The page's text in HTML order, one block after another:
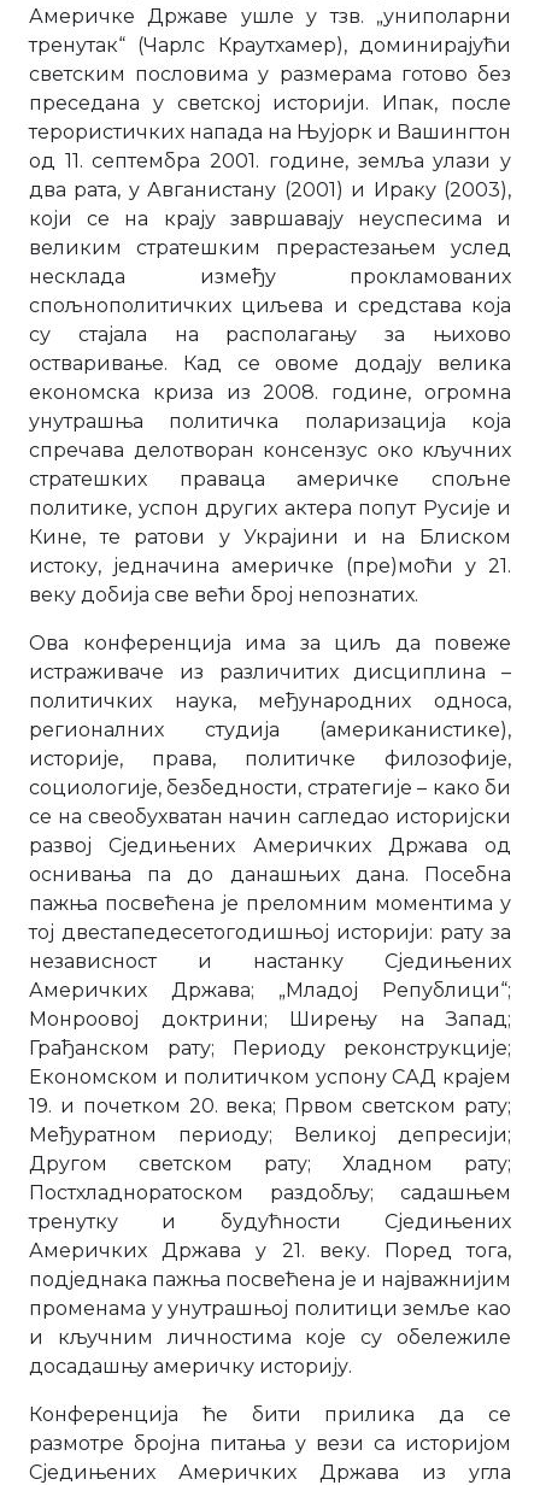
Америчке Државе ушле у тзв. „униполарни
тренутак“ (Чарлс Краутхамер), доминирајући
светским пословима у размерама готово без
преседана у светској историји. Ипак, после
терористичких напада на Њујорк и Вашингтон
од 11. септембра 2001. године, земља улази у
два рата, у Авганистану (2001) и Ираку (2003),
који се на крају завршавају неуспесима и
великим стратешким прерастезањем услед
несклада између прокламованих
спољнополитичких циљева и средстава која
су стајала на располагању за њихово
остваривање. Кад се овоме додају велика
економска криза из 2008. године, огромна
унутрашња политичка поларизација која
спречава делотворан консензус око кључних
стратешких праваца америчке спољне
политике, успон других актера попут Русије и
Кине, те ратови у Украјини и на Блиском
истоку, једначина америчке (пре)моћи у 21.
веку добија све већи број непознатих.
Ова конференција има за циљ да повеже
истраживаче из различитих дисциплина –
политичких наука, међународних односа,
регионалних студија (американистике),
историје, права, политичке филозофије,
социологије, безбедности, стратегије – како би
се на свеобухватан начин сагледао историјски
развој Сједињених Америчких Држава од
оснивања па до данашњих дана. Посебна
пажња посвећена је преломним моментима у
тој двестапедесетогодишњој историји: рату за
независност и настанку Сједињених
Америчких Држава; „Младој Републици“;
Монроовој доктрини; Ширењу на Запад;
Грађанском рату; Периоду реконструкције;
Економском и политичком успону САД крајем
19. и почетком 20. века; Првом светском рату;
Међуратном периоду; Великој депресији;
Другом светском рату; Хладном рату;
Постхладноратоском раздобљу; садашњем
тренутку и будућности Сједињених
Америчких Држава у 21. веку. Поред тога,
подједнака пажња посвећена је и најважнијим
променама у унутрашњој политици земље као
и кључним личностима које су обележиле
досадашњу америчку историју.
Конференција ће бити прилика да се
размотре бројна питања у вези са историјом
Сједињених Америчких Држава из угла